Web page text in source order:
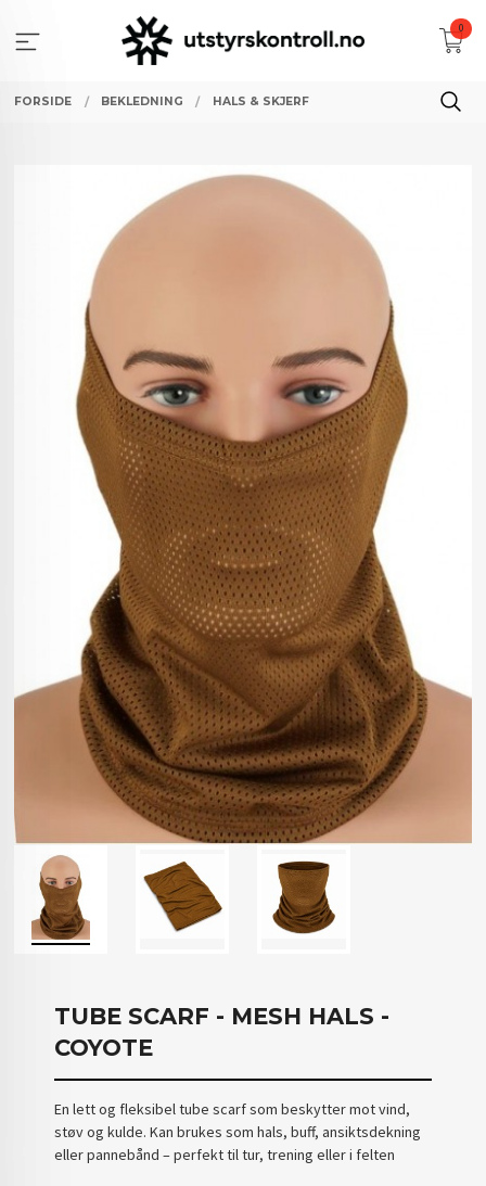
innholdet
0
FORSIDE BEKLEDNING HALS & SKJERF
TUBE SCARF - MESH HALS -
COYOTE
En lett og fleksibel tube scarf som beskytter mot vind,
støv og kulde. Kan brukes som hals, buff, ansiktsdekning
eller pannebånd – perfekt til tur, trening eller i felten